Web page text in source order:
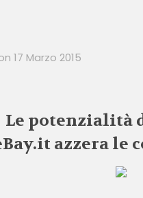
17 Marzo 2015
Le potenzialità
azzera